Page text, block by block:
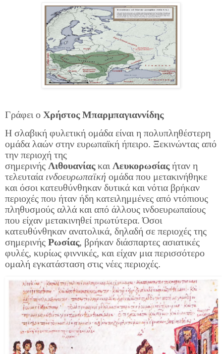
Γράφει ο Χρήστος Μπαρμπαγιαννίδης
Η σλαβική φυλετική ομάδα είναι η πολυπληθέστερη
ομάδα λαών στην ευρωπαϊκή ήπειρο. Ξεκινώντας από
την περιοχή της
σημερινής Λιθουανίαςκαι Λευκορωσίαςήταν η
τελευταία ινδοευρωπαϊκή ομάδα που μετακινήθηκε
και όσοι κατευθύνθηκαν δυτικά και νότια βρήκαν
περιοχές που ήταν ήδη κατειλημμένες από ντόπιους
πληθυσμούς αλλά και από άλλους ινδοευρωπαίους
που είχαν μετακινηθεί πρωτύτερα. Όσοι
κατευθύνθηκαν ανατολικά, δηλαδή σε περιοχές της
σημερινής Ρωσίας, βρήκαν διάσπαρτες ασιατικές
φυλές, κυρίως φιννικές, και είχαν μια περισσότερο
ομαλή εγκατάσταση στις νέες περιοχές.